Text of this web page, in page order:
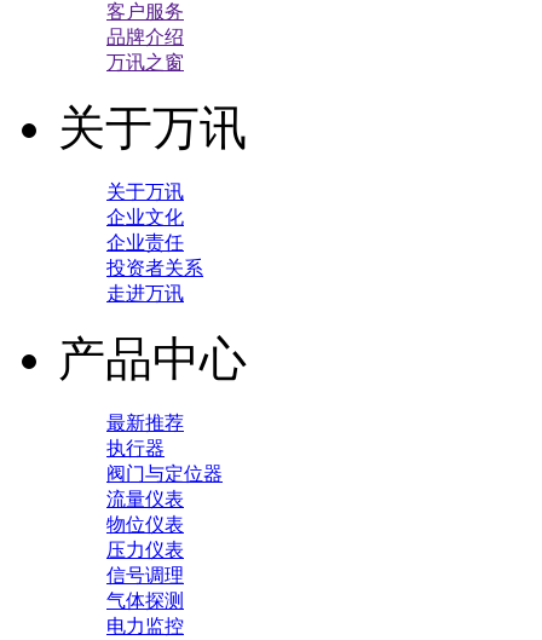
客户服务
品牌介绍
万讯之窗
关于万讯
关于万讯
企业文化
企业责任
投资者关系
走进万讯
产品中心
最新推荐
执行器
阀门与定位器
流量仪表
物位仪表
压力仪表
信号调理
气体探测
电力监控